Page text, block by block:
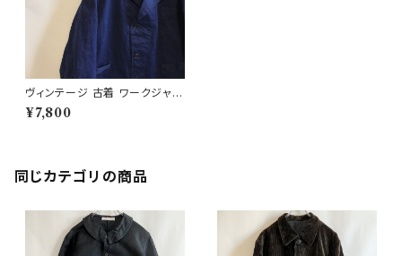
ヴィンテージ 古着 ワークジャケ
ット テーラードジャケット Vポケ
ット
¥7,800
同じカテゴリの商品